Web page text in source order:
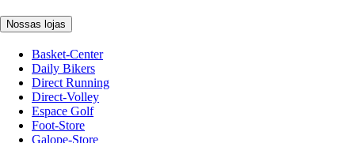
Nossas lojas
Basket-Center
Daily Bikers
Direct Running
Direct-Volley
Espace Golf
Foot-Store
Galope-Store